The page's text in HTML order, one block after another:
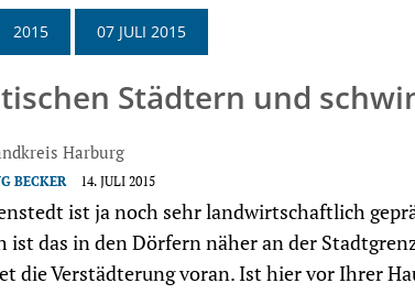
2015 07 JULI 2015
Städtern und
Harburg
BECKER 14. JULI 2015
ist ja noch sehr landwirtschaftlich
ist das in den Dörfern näher an der
die Verstädterung voran. Ist hier vor Ihrer